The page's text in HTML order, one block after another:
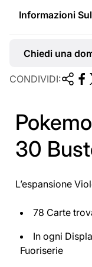
Informazioni
Chiedi una
CONDIVIDI:
30
L’espansione
78 Carte
In ogni
Fuoriserie